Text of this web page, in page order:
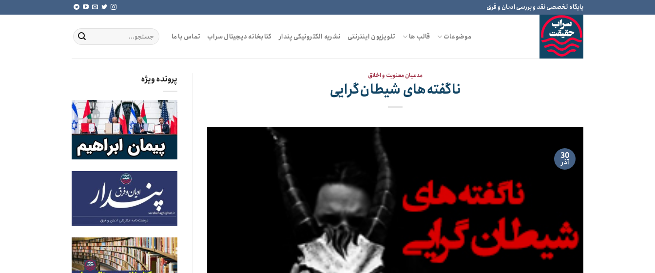
to
پایگاه تخصصی نقد و بررسی ادیان و فرق
موضوعات قالب ها تلویزیون اینترنتی نشریه الکترونیکی پندار کتابخانه دیجیتال سراب تماس با ما
مدعیان معنویت و اخلاق
ناگفته‌های شیطان‌گرایی
30
آذر
پرونده ویژه